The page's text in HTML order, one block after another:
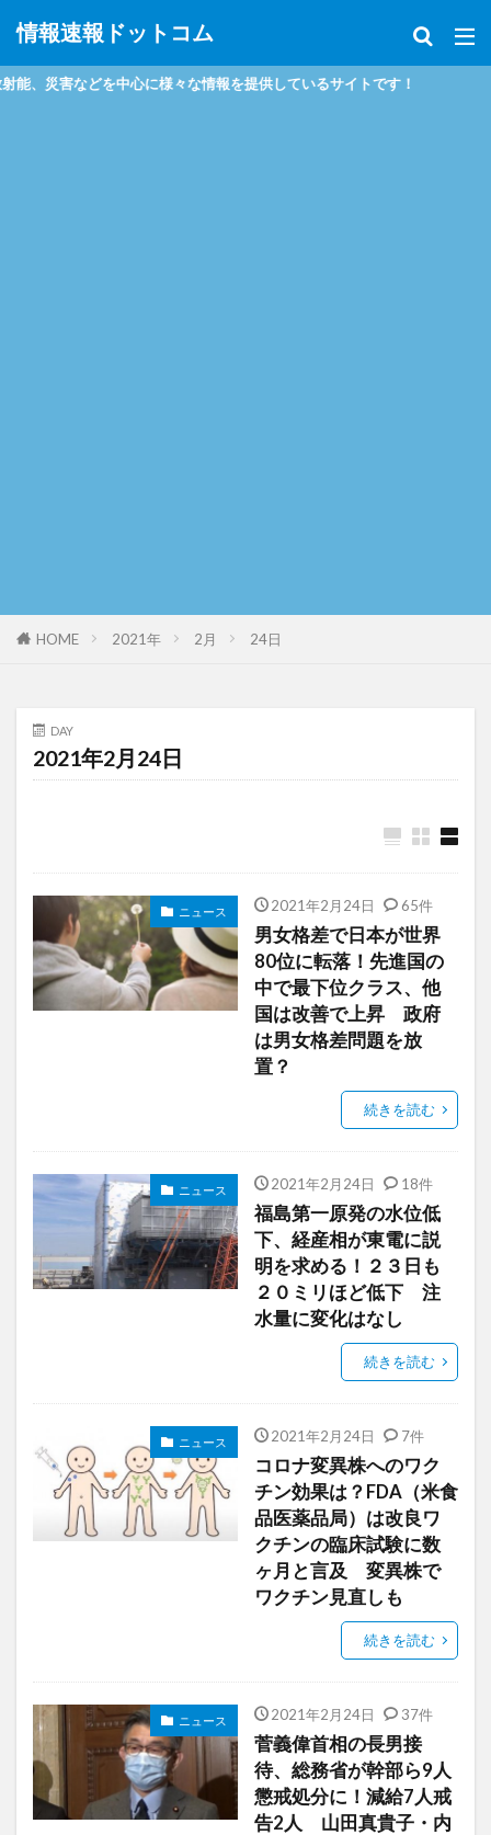
情報速報ドットコム
害などを中心に様々な情報を提供しているサイトです！
HOME 2021年 2月 24日
DAY
2021年2月24日
ニュース 2021年2月24日 65件
男女格差で日本が世界
80位に転落！先進国の
中で最下位クラス、他
国は改善で上昇 政府
は男女格差問題を放
置？
続きを読む
ニュース 2021年2月24日 18件
福島第一原発の水位低
下、経産相が東電に説
明を求める！２３日も
２０ミリほど低下 注
水量に変化はなし
続きを読む
ニュース 2021年2月24日 7件
コロナ変異株へのワク
チン効果は？FDA（米食
品医薬品局）は改良ワ
クチンの臨床試験に数
ヶ月と言及 変異株で
ワクチン見直しも
続きを読む
ニュース 2021年2月24日 37件
菅義偉首相の長男接
待、総務省が幹部ら9人
懲戒処分に！減給7人戒
告2人 山田真貴子・内